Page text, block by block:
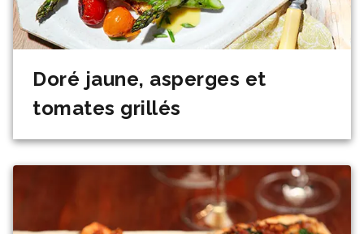
Doré jaune, asperges et
tomates grillés